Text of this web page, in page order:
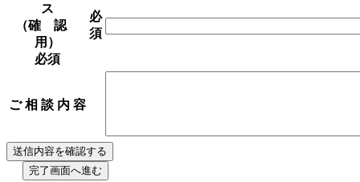
ス
（確 認
用）
必須
必
須
ご 相 談 内 容